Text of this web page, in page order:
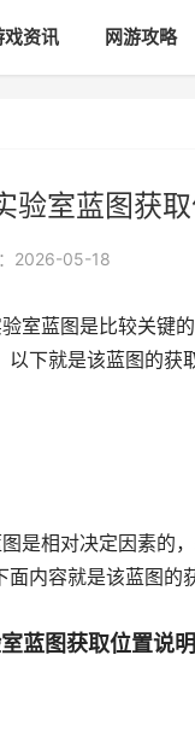
戏资讯 网游攻略
验室蓝图获
2026-05-18
室蓝图是比较关键
以下就是该蓝图的
是相对决定因素的
内容就是该蓝图的
蓝图获取位置说明